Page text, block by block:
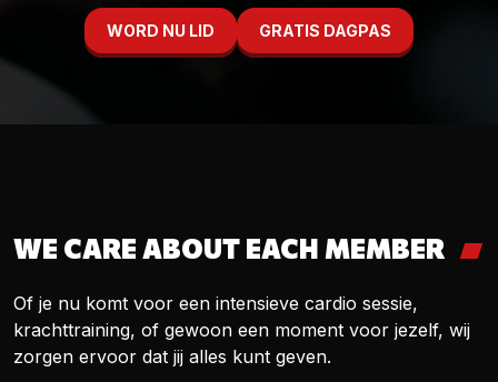
WORD NU LID GRATIS DAGPAS
WE CARE ABOUT EACH MEMBER
Of je nu komt voor een intensieve cardio sessie,
krachttraining, of gewoon een moment voor jezelf, wij
zorgen ervoor dat jij alles kunt geven.